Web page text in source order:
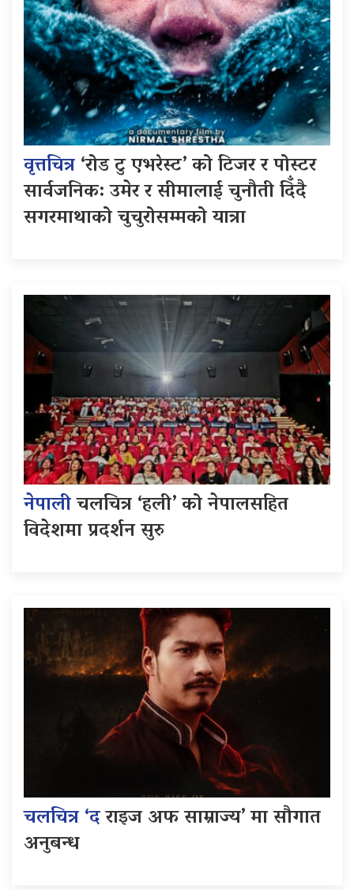
वृत्तचित्र‘रोड टु एभरेस्ट’ को टिजर र पोस्टर
सार्वजनिक: उमेर र सीमालाई चुनौती दिँदै
सगरमाथाको चुचुरोसम्मको यात्रा
नेपालीचलचित्र ‘हली’ को नेपालसहित
विदेशमा प्रदर्शन सुरु
चलचित्र ‘दराइज अफ साम्राज्य’ मा सौगात
अनुबन्ध